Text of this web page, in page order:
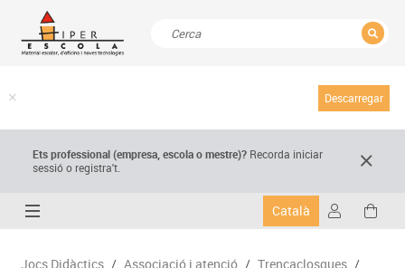
Descarregar
Ets professional (empresa,escola o mestre)? Recorda iniciar
sessió o registra't.
Català
Jocs Didàctics / Associació i atenció / Trencaclosques /